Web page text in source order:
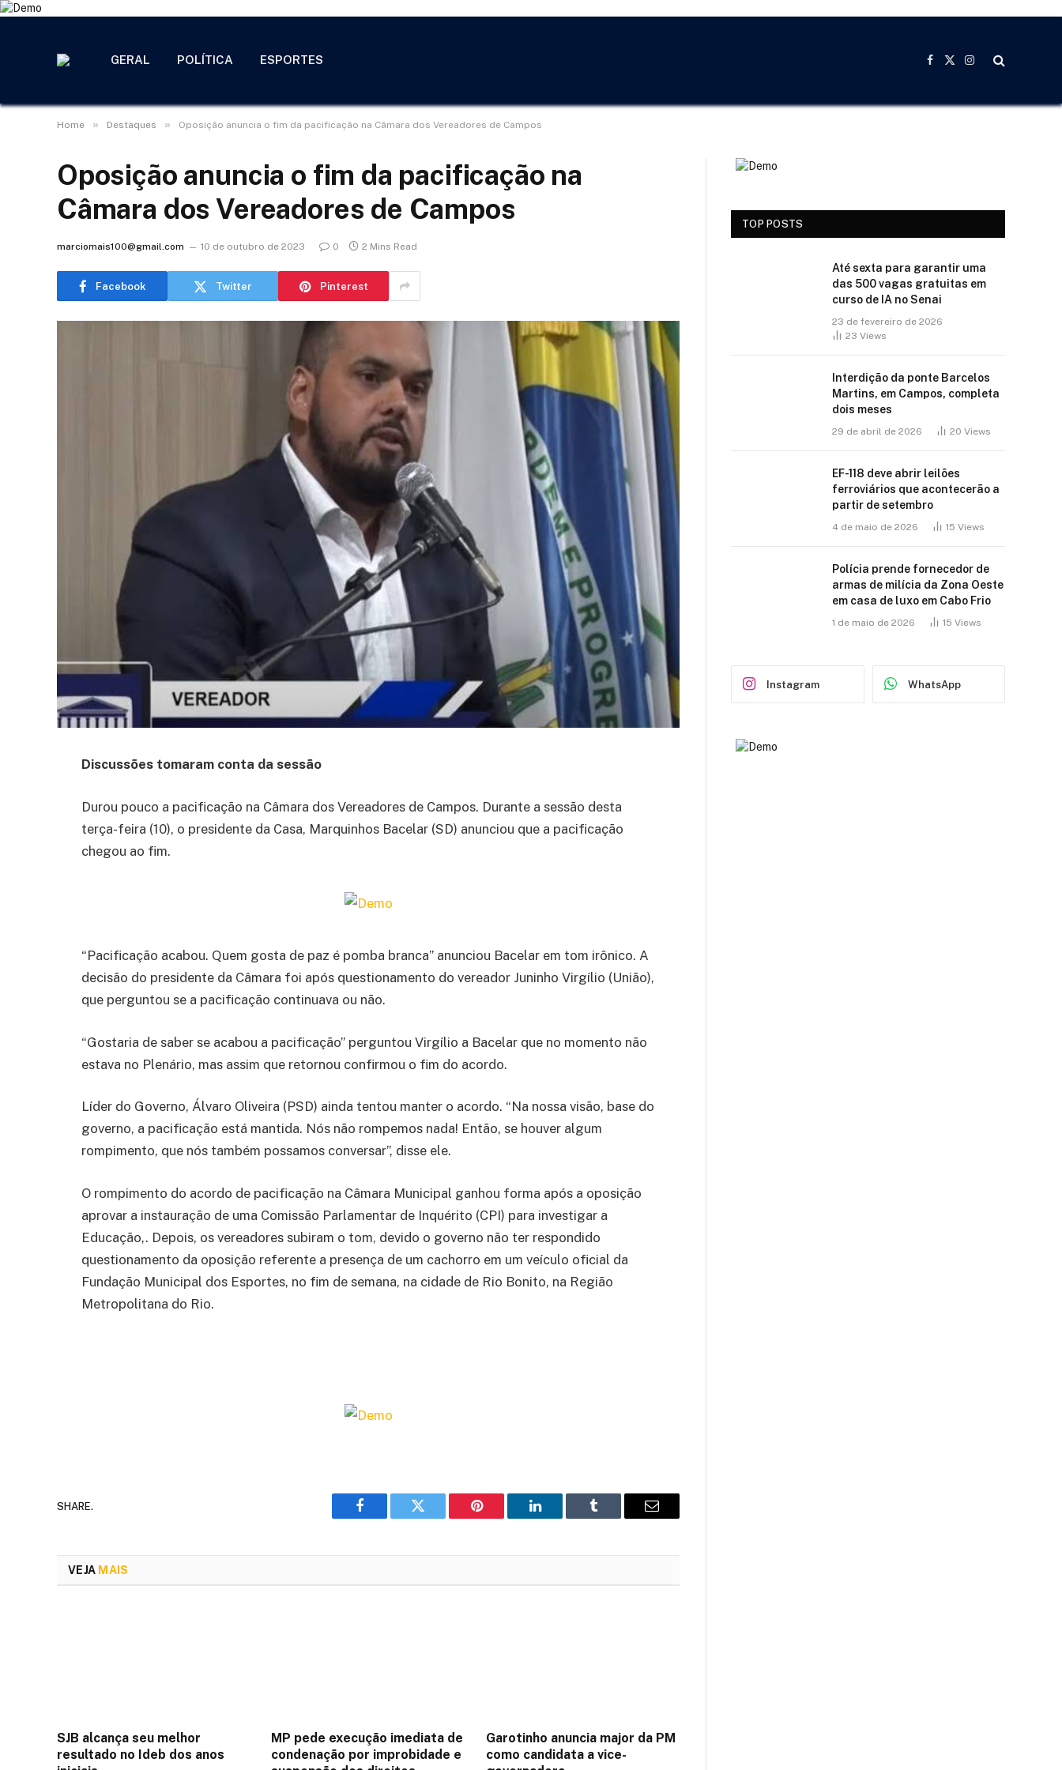
GERAL POLÍTICA ESPORTES
Facebook
X
Instagram
Home » Destaques » Oposição anuncia o fim da pacificação na Câmara dos Vereadores de Campos
Oposição anuncia o fim da pacificação na
Câmara dos Vereadores de Campos
marciomais100@gmail.com 10 de outubro de 2023 0 2 Mins Read
Facebook Twitter Pinterest
Discussões tomaram conta da sessão
Durou pouco a pacificação na Câmara dos Vereadores de Campos. Durante a sessão desta
terça-feira (10), o presidente da Casa, Marquinhos Bacelar (SD) anunciou que a pacificação
chegou ao fim.
“Pacificação acabou. Quem gosta de paz é pomba branca” anunciou Bacelar em tom irônico. A
decisão do presidente da Câmara foi após questionamento do vereador Juninho Virgílio (União),
que perguntou se a pacificação continuava ou não.
“Gostaria de saber se acabou a pacificação” perguntou Virgílio a Bacelar que no momento não
estava no Plenário, mas assim que retornou confirmou o fim do acordo.
Líder do Governo, Álvaro Oliveira (PSD) ainda tentou manter o acordo. “Na nossa visão, base do
governo, a pacificação está mantida. Nós não rompemos nada! Então, se houver algum
rompimento, que nós também possamos conversar”, disse ele.
O rompimento do acordo de pacificação na Câmara Municipal ganhou forma após a oposição
aprovar a instauração de uma Comissão Parlamentar de Inquérito (CPI) para investigar a
Educação,. Depois, os vereadores subiram o tom, devido o governo não ter respondido
questionamento da oposição referente a presença de um cachorro em um veículo oficial da
Fundação Municipal dos Esportes, no fim de semana, na cidade de Rio Bonito, na Região
Metropolitana do Rio.
SHARE.
Facebook Twitter Pinterest LinkedIn Tumblr Email
VEJA MAIS
SJB alcança seu melhor
resultado no Ideb dos anos
MP pede execução imediata de
condenação por improbidade e
Garotinho anuncia major da PM
como candidata a vice-
TOP POSTS
Até sexta para garantir uma
das 500 vagas gratuitas em
curso de IA no Senai
23 de fevereiro de 2026
23 Views
Interdição da ponte Barcelos
Martins, em Campos, completa
dois meses
29 de abril de 2026 20 Views
EF-118 deve abrir leilões
ferroviários que acontecerão a
partir de setembro
4 de maio de 2026 15 Views
Polícia prende fornecedor de
armas de milícia da Zona Oeste
em casa de luxo em Cabo Frio
1 de maio de 2026 15 Views
Instagram WhatsApp